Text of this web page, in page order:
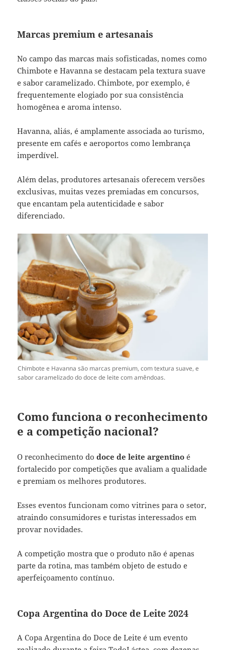
Marcas premium e artesanais
No campo das marcas mais sofisticadas, nomes como
Chimbote e Havanna se destacam pela textura suave
e sabor caramelizado. Chimbote, por exemplo, é
frequentemente elogiado por sua consistência
homogênea e aroma intenso.
Havanna, aliás, é amplamente associada ao turismo,
presente em cafés e aeroportos como lembrança
imperdível.
Além delas, produtores artesanais oferecem versões
exclusivas, muitas vezes premiadas em concursos,
que encantam pela autenticidade e sabor
diferenciado.
Chimbote e Havanna são marcas premium, com textura suave, e
sabor caramelizado do doce de leite com amêndoas.
Como funciona o reconhecimento
e a competição nacional?
O reconhecimento dodoce de leite argentino é
fortalecido por competições que avaliam a qualidade
e premiam os melhores produtores.
Esses eventos funcionam como vitrines para o setor,
atraindo consumidores e turistas interessados em
provar novidades.
A competição mostra que o produto não é apenas
parte da rotina, mas também objeto de estudo e
aperfeiçoamento contínuo.
Copa Argentina do Doce de Leite 2024
A Copa Argentina do Doce de Leite é um evento